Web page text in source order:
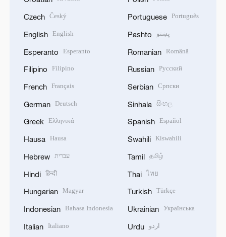
Czech Český
English English
Esperanto Esperanto
Filipino Filipino
French Français
German Deutsch
Greek Ελληνικά
Hausa Hausa
Hebrew עברית
Hindi हिन्दी
Hungarian Magyar
Indonesian Bahasa Indonesia
Italian Italiano
Portuguese Português
Pashto پښتو
Romanian Română
Russian Русский
Serbian Српски
Sinhala සිංහල
Spanish Español
Swahili Kiswahili
Tamil தமிழ்
Thai ไทย
Turkish Türkçe
Ukrainian Українська
Urdu اردو